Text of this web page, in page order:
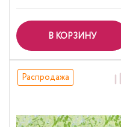
В КОРЗИНУ
Распродажа